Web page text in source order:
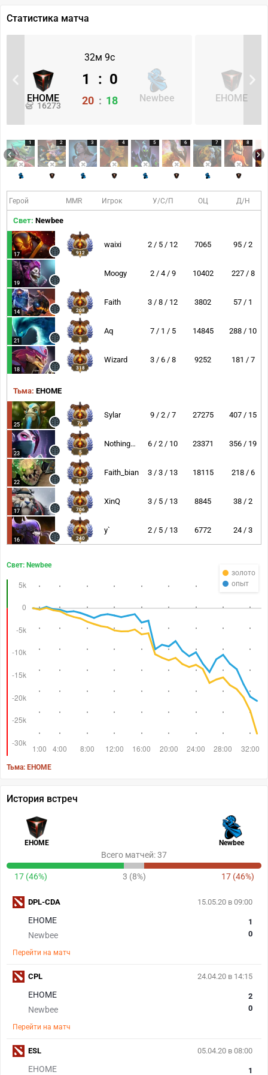
Статистика матча
32м 9с
EHOME
16273
Newbee
1 : 0
20 : 18 EHOME
1 2 3 4 5 6 7 8
Герой MMR Игрок У/С/П ОЦ Д/Н
Свет: Newbee
17 912
waixi 2 / 5 / 12 7065 95 / 2
19
Moogy 2 / 4 / 9 10402 227 / 8
14 208
Faith 3 / 8 / 12 3802 57 / 1
21 3
Aq 7 / 1 / 5 14845 288 / 10
18 318
Wizard 3 / 6 / 8 9252 181 / 7
Тьма: EHOME
25 76
Sylar 9 / 2 / 7 27275 407 / 15
23 5
NothingToSay 6 / 2 / 10 23371 356 / 19
22 357
Faith_bian 3 / 3 / 13 18115 218 / 6
17 706
XinQ 3 / 5 / 13 8845 38 / 2
16 240
y` 2 / 5 / 13 6772 24 / 3
золото
опыт
Свет: Newbee
Тьма: EHOME
История встреч
EHOME Newbee
Всего матчей: 37
17 (46%) 3 (8%) 17 (46%)
15.05.20 в 09:00
EHOME
Newbee
1
0
Перейти на матч
DPL-CDA
24.04.20 в 14:15
EHOME
Newbee
2
0
Перейти на матч
CPL
05.04.20 в 08:00
EHOME 1
ESL